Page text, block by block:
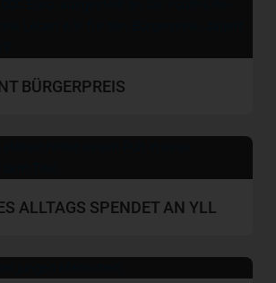
BÜRGERPREIS
ALLTAGS SPENDET AN YLL